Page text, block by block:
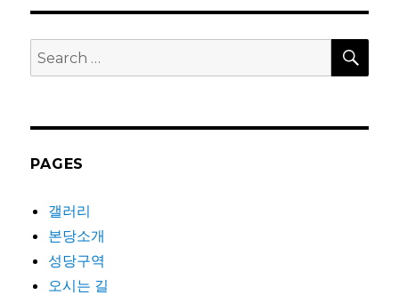
Search
for:
PAGES
갤러리
본당소개
성당구역
오시는 길